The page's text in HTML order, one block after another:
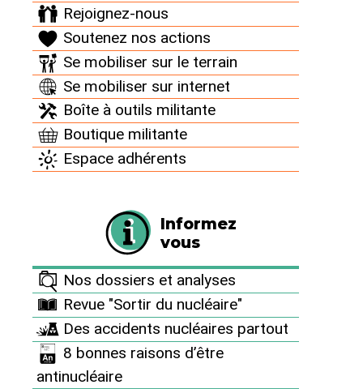
Rejoignez-nous
Soutenez nos actions
Se mobiliser sur le terrain
Se mobiliser sur internet
Boîte à outils militante
Boutique militante
Espace adhérents
Informez
vous
Nos dossiers et analyses
Revue "Sortir du nucléaire"
Des accidents nucléaires partout
8 bonnes raisons d’être
antinucléaire
Faire un don
Informez vous
Revue "Sortir du nucléaire"
Des accidents nucléaires partout
8 bonnes raisons d’être antinucléaire
Pourquoi et comment sortir du nucléaire ?
Thèmes
Documents de référence